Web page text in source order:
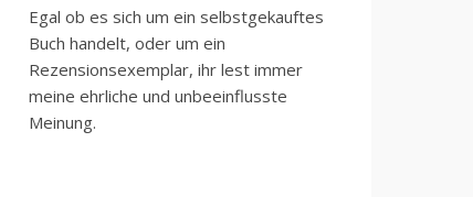
Egal ob es sich um ein selbstgekauftes
Buch handelt, oder um ein
Rezensionsexemplar, ihr lest immer
meine ehrliche und unbeeinflusste
Meinung.